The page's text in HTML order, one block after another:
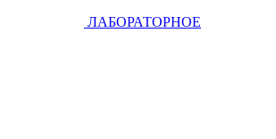
ЛАБОРАТОРНОЕ